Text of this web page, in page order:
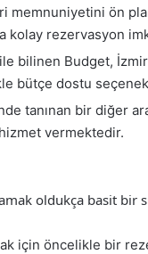
memnuniyetini ön
kolay rezervasyon
bilinen Budget,
bütçe dostu
tanınan bir diğer
vermektedir.
oldukça basit bir
için öncelikle bir